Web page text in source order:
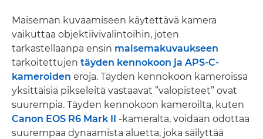
Maiseman kuvaamiseen käytettävä kamera
vaikuttaa objektiivivalintoihin, joten
tarkastellaanpa ensin maisemakuvaukseen
tarkoitettujen täyden kennokoon ja APS-C-
kameroiden eroja. Täyden kennokoon kameroissa
yksittäisiä pikseleitä vastaavat ”valopisteet” ovat
suurempia. Täyden kennokoon kameroilta, kuten
Canon EOS R6 Mark II -kameralta, voidaan odottaa
suurempaa dynaamista aluetta, joka säilyttää